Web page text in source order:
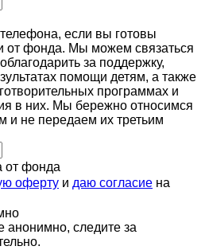
если вы готовы
от фонда. Мы можем связаться
за поддержку,
помощи детям, а также
программах и
в них. Мы бережно относимся
и не передаем их третьим
от фонда
оферту и даю согласие на
анонимно, следите за